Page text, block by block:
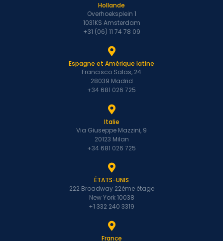
Hollande
Overhoeksplein 1
1031KS Amsterdam
+31 (06) 11 74 78 09
Espagne et Amérique latine
Francisco Salas, 24
28039 Madrid
+34 681 026 725
Italie
Via Giuseppe Mazzini, 9
20123 Milan
+34 681 026 725
ÉTATS-UNIS
222 Broadway 22ème étage
New York 10038
+1 332 240 3319
France